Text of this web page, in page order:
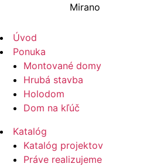
Mirano
Úvod
Ponuka
Montované domy
Hrubá stavba
Holodom
Dom na kľúč
Katalóg
Katalóg projektov
Práve realizujeme